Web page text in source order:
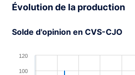
Évolution de la production
Solde d'opinion en CVS-CJO
100
120